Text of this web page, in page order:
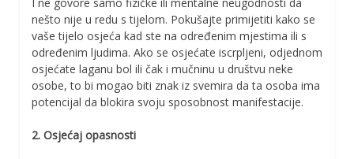
nešto nije u redu s tijelom. Pokušajte primijetiti kako se
vaše tijelo osjeća kad ste na određenim mjestima ili s
određenim ljudima. Ako se osjećate iscrpljeni, odjednom
osjećate laganu bol ili čak i mučninu u društvu neke
osobe, to bi mogao biti znak iz svemira da ta osoba ima
potencijal da blokira svoju sposobnost manifestacije.
2. Osjećaj opasnosti